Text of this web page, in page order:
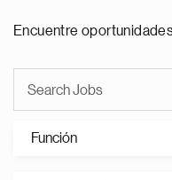
Encuentre
Función